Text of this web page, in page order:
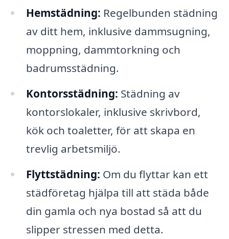
Hemstädning: Regelbunden städning
av ditt hem, inklusive dammsugning,
moppning, dammtorkning och
badrumsstädning.
Kontorsstädning: Städning av
kontorslokaler, inklusive skrivbord,
kök och toaletter, för att skapa en
trevlig arbetsmiljö.
Flyttstädning: Om du flyttar kan ett
städföretag hjälpa till att städa både
din gamla och nya bostad så att du
slipper stressen med detta.